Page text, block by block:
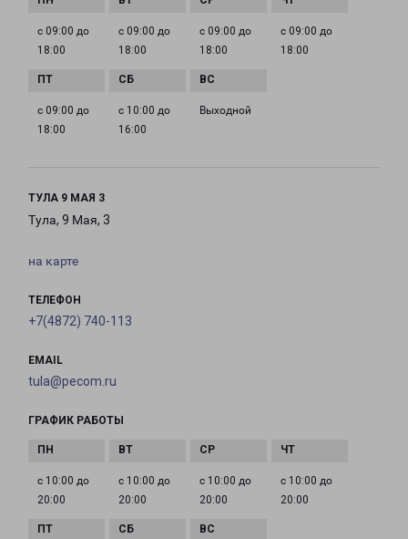
с 09:00 до
18:00
с 09:00 до
18:00
с 09:00 до
18:00
с 09:00 до
18:00
с 09:00 до
18:00
с 10:00 до
16:00
Выходной
ТУЛА 9 МАЯ 3
Тула, 9 Мая, 3
на карте
ТЕЛЕФОН
+7(4872) 740-113
EMAIL
tula@pecom.ru
ГРАФИК РАБОТЫ
с 10:00 до
20:00
с 10:00 до
20:00
с 10:00 до
20:00
с 10:00 до
20:00